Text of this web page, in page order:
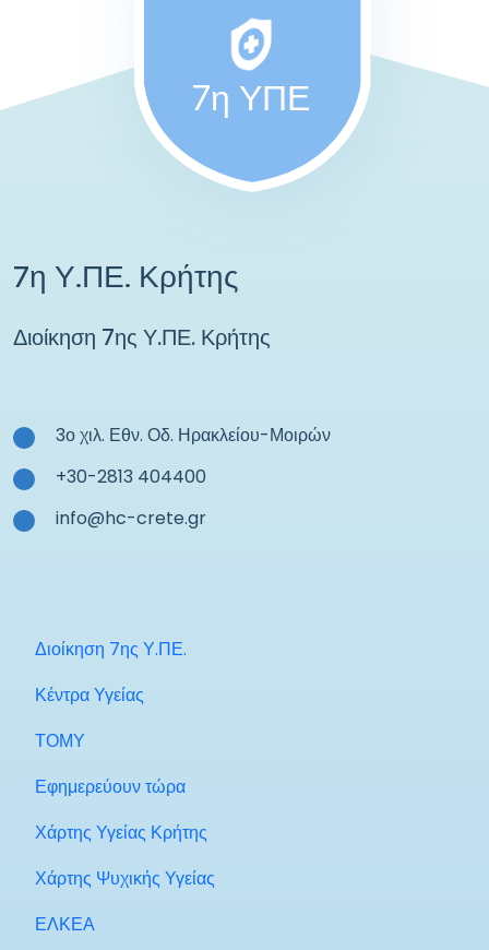
7η ΥΠΕ
7η Υ.ΠΕ. Κρήτης
Διοίκηση 7ης Υ.ΠΕ. Κρήτης
3ο χιλ. Εθν. Οδ. Ηρακλείου-Μοιρών
+30-2813 404400
info@hc-crete.gr
Διοίκηση 7ης Υ.ΠΕ.
Κέντρα Υγείας
ΤΟΜΥ
Εφημερεύουν τώρα
Χάρτης Υγείας Κρήτης
Χάρτης Ψυχικής Υγείας
ΕΛΚΕΑ